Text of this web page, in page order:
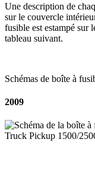
Une description de
sur le couvercle
fusible est estampé sur
tableau suivant.
Schémas de boîte à
2009